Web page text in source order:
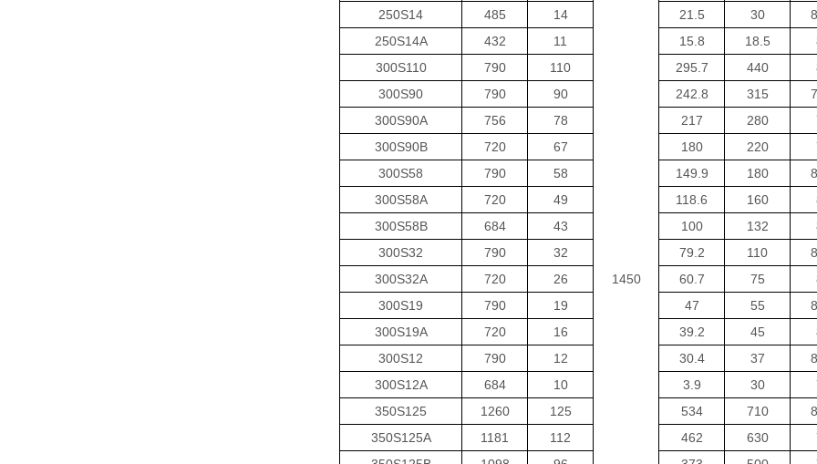
1450
250S14
485 14 21.5 30
250S14A
432 11 15.8 18.5
300S110
790 110 295.7 440
300S90
790 90 242.8 315
300S90A
756 78 217 280
300S90B
720 67 180 220
300S58
790 58 149.9 180
300S58A
720 49 118.6 160
300S58B
684 43 100 132
300S32
790 32 79.2 110
300S32A
720 26 60.7 75
300S19
790 19 47 55
300S19A
720 16 39.2 45
300S12
790 12 30.4 37
300S12A
684 10 3.9 30
350S125
1260 125 534 710
350S125A
1181 112 462 630